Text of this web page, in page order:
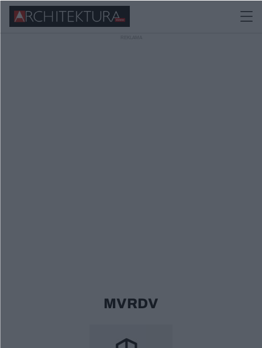
MVRDV